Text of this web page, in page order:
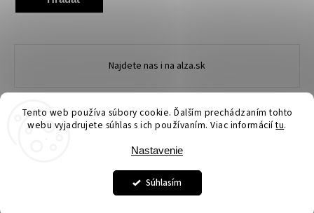
Tento web používa súbory cookie. Ďalším prechádzaním tohto
webu vyjadrujete súhlas s ich používaním. Viac informáciítu.
Nastavenie
Súhlasím
Najdete nas i na alza.sk
Upraviť nastavenie cookies
Grafický návrh vytvořil a nakódovalShoptak.cz